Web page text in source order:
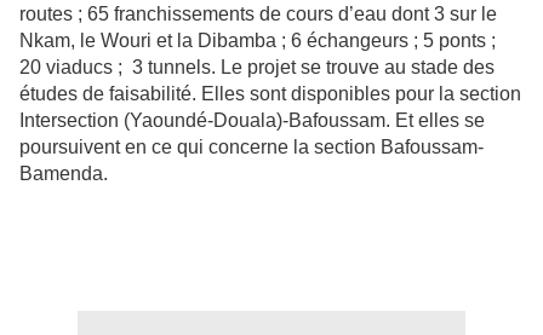
routes ; 65 franchissements de cours d’eau dont 3 sur le
Nkam, le Wouri et la Dibamba ; 6 échangeurs ; 5 ponts ;
20 viaducs ; 3 tunnels. Le projet se trouve au stade des
études de faisabilité. Elles sont disponibles pour la section
Intersection (Yaoundé-Douala)-Bafoussam. Et elles se
poursuivent en ce qui concerne la section Bafoussam-
Bamenda.